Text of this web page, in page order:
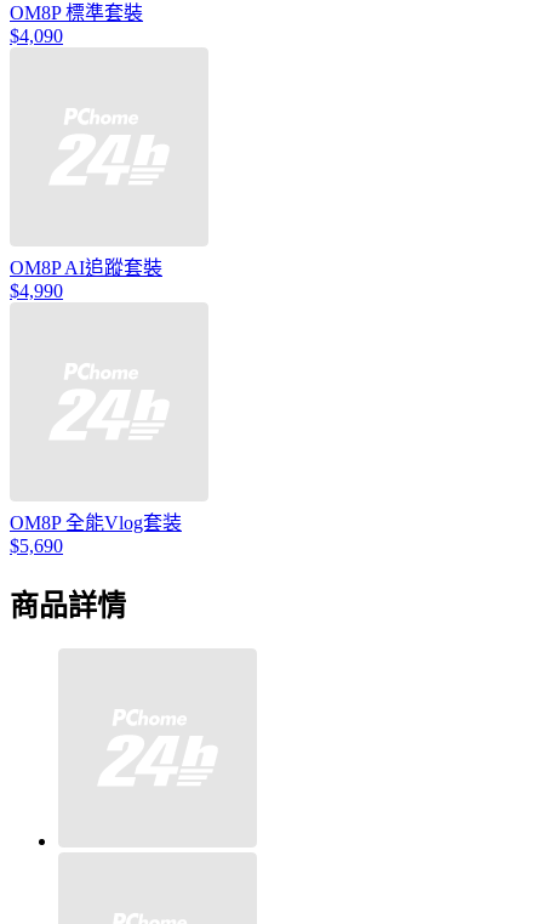
OM8P 標準套裝
$4,090
OM8P AI追蹤套裝
$4,990
OM8P 全能Vlog套装
$5,690
商品詳情